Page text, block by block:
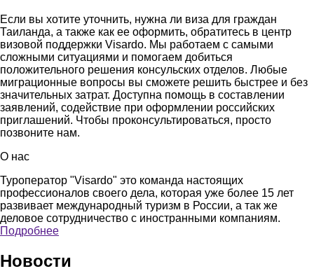
Если вы хотите уточнить, нужна ли виза для граждан
Таиланда, а также как ее оформить, обратитесь в центр
визовой поддержки Visardo. Мы работаем с самыми
сложными ситуациями и помогаем добиться
положительного решения консульских отделов. Любые
миграционные вопросы вы сможете решить быстрее и без
значительных затрат. Доступна помощь в составлении
заявлений, содействие при оформлении российских
приглашений. Чтобы проконсультироваться, просто
позвоните нам.
О нас
Туроператор "Visardo" это команда настоящих
профессионалов своего дела, которая уже более 15 лет
развивает международный туризм в России, а так же
деловое сотрудничество с иностранными компаниям.
Подробнее
Новости